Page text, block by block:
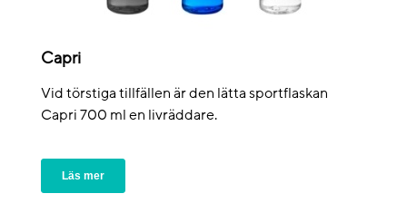
Capri
Vid törstiga tillfällen är den lätta sportflaskan
Capri 700 ml en livräddare.
Läs mer